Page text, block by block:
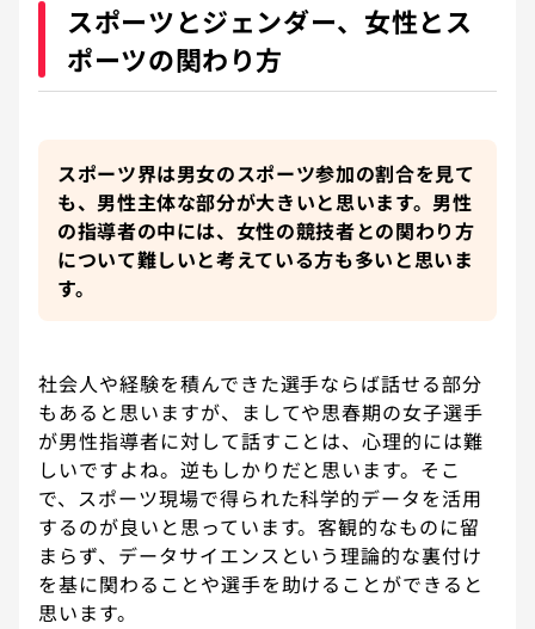
スポーツとジェンダー、女性とス
ポーツの関わり方
スポーツ界は男女のスポーツ参加の割合を見て
も、男性主体な部分が大きいと思います。男性
の指導者の中には、女性の競技者との関わり方
について難しいと考えている方も多いと思いま
す。
社会人や経験を積んできた選手ならば話せる部分
もあると思いますが、ましてや思春期の女子選手
が男性指導者に対して話すことは、心理的には難
しいですよね。逆もしかりだと思います。そこ
で、スポーツ現場で得られた科学的データを活用
するのが良いと思っています。客観的なものに留
まらず、データサイエンスという理論的な裏付け
を基に関わることや選手を助けることができると
思います。